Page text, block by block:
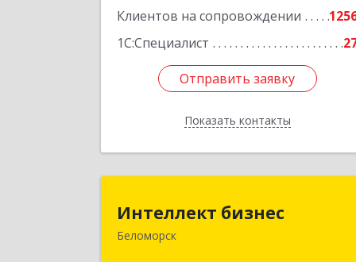
Клиентов на сопровождении
1С:Специалист
Отправить заявку
Показать контакты
Отправить заявку
Назад
Интеллект бизнес
Беломорск
Интеллект бизнес
г. Беломорск, Портовое шоссе, д.1